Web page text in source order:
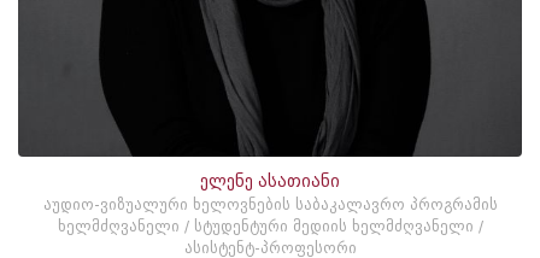
ელენე ასათიანი
აუდიო-ვიზუალური ხელოვნების საბაკალავრო პროგრამის
ხელმძღვანელი / სტუდენტური მედიის ხელმძღვანელი /
ასისტენტ-პროფესორი